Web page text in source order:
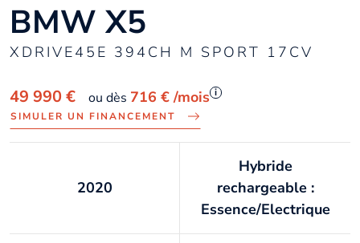
BMW X5
XDRIVE45E 394CH M SPORT 17CV
49 990 € ou dès 716 € /mois i
SIMULER UN FINANCEMENT
2020
Hybride
rechargeable :
Essence/Electrique